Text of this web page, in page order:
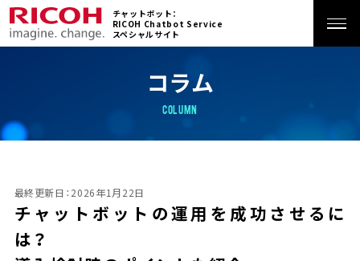
チャットボット：
RICOH Chatbot Service
スペシャルサイト
ホーム
機能
コラム
COLUMN
最終更新日：2026年1月22日
チャットボットの運用を成功させるに
は？